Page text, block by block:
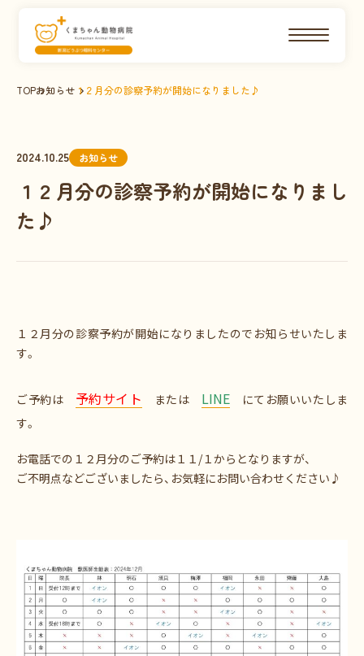
TOPお知らせ １２月分の診察予約が開始になりました♪
2024.10.25 お知らせ
１２月分の診察予約が開始になりまし
た♪
１２月分の診察予約が開始になりましたのでお知らせいたしま
す。
ご予約は 予約サイト または LINEにてお願いいたしま
す。
お電話での１２月分のご予約は１１/１からとなりますが、
ご不明点などございましたら、お気軽にお問い合わせください♪